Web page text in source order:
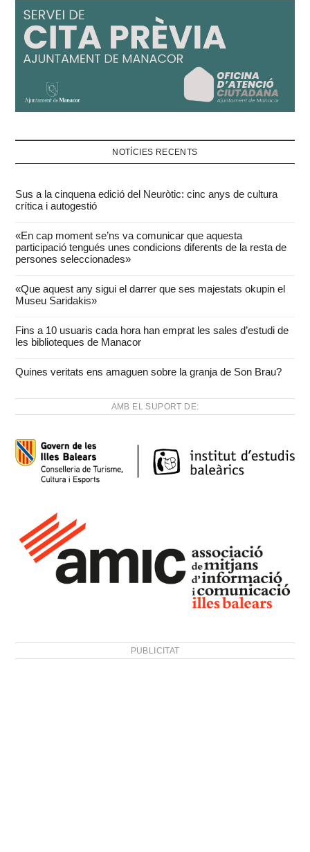
NOTÍCIES RECENTS
Sus a la cinquena edició del Neuròtic: cinc anys de cultura
crítica i autogestió
«En cap moment se’ns va comunicar que aquesta
participació tengués unes condicions diferents de la resta de
persones seleccionades»
«Que aquest any sigui el darrer que ses majestats okupin el
Museu Saridakis»
Fins a 10 usuaris cada hora han emprat les sales d’estudi de
les biblioteques de Manacor
Quines veritats ens amaguen sobre la granja de Son Brau?
AMB EL SUPORT DE:
PUBLICITAT